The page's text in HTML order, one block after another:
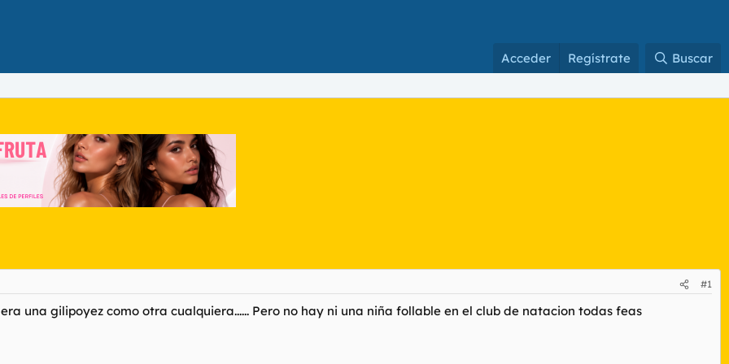
Acceder Regístrate Buscar
#1
una gilipoyez como otra cualquiera...... Pero no hay ni una niña follable en el club de natacion todas feas